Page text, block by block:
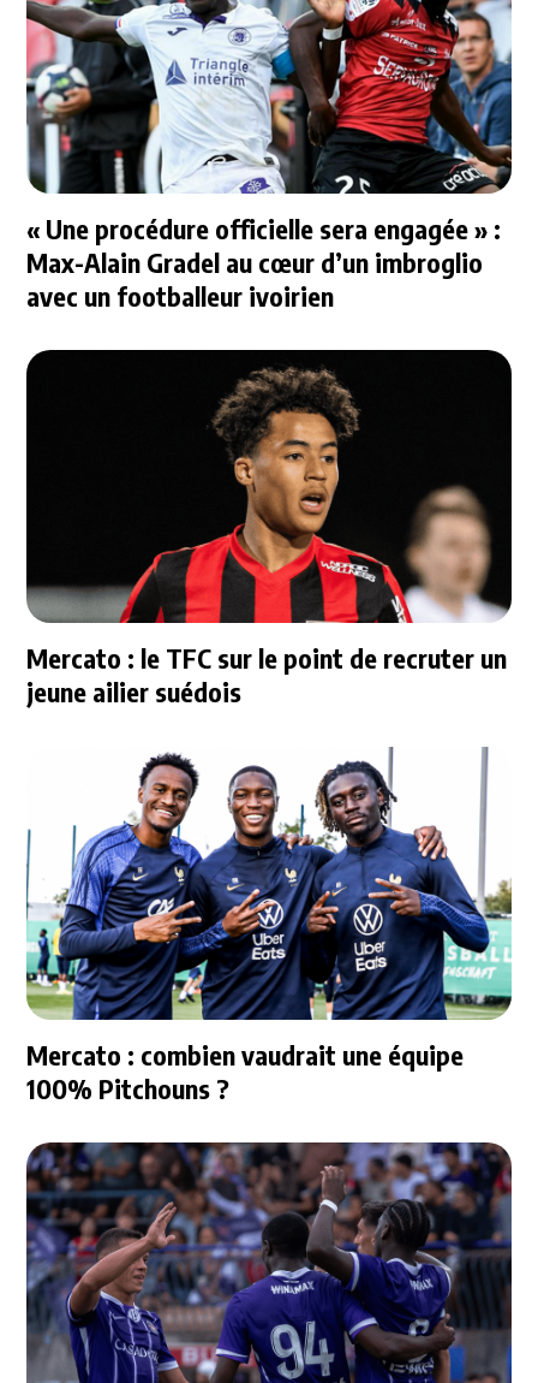
« Une procédure officielle sera engagée » :
Max-Alain Gradel au cœur d’un imbroglio
avec un footballeur ivoirien
Mercato : le TFC sur le point de recruter un
jeune ailier suédois
Mercato : combien vaudrait une équipe
100% Pitchouns ?